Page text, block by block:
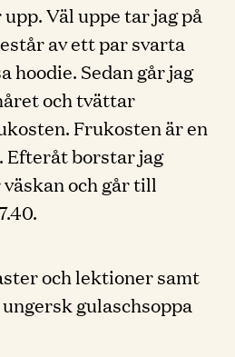
Väl uppe tar jag på
av ett par svarta
hoodie. Sedan går jag
och tvättar
Frukosten är en
Efteråt borstar jag
och går till
och lektioner samt
gulaschsoppa